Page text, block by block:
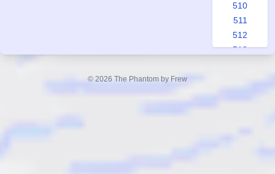
510
511
512
513
© 2026 The Phantom by Frew